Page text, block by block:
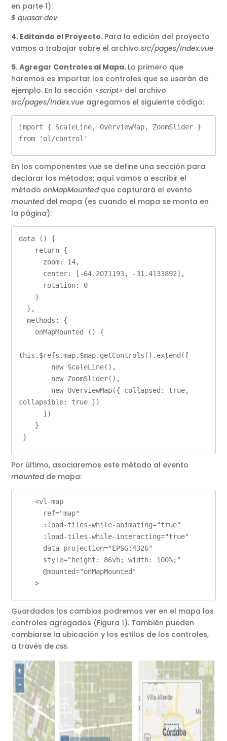
en parte 1):
$ quasar dev
4. Editando el Proyecto. Para la edición del proyecto
vamos a trabajar sobre el archivo src/pages/Index.vue
5. Agregar Controles al Mapa. Lo primero que
haremos es importar los controles que se usarán de
ejemplo. En la sección <script> del archivo
src/pages/Index.vue agregamos el siguiente código:
import { ScaleLine, OverviewMap, ZoomSlider }
from 'ol/control'
En los componentes vue se define una sección para
declarar los métodos; aquí vamos a escribir el
métodoonMapMountedque capturará el evento
mounteddel mapa (es cuando el mapa se monta en
la página):
data () {
  methods: {
this.$refs.map.$map.getControls().extend([
collapsible: true })
}
Por último, asociaremos este método al evento
mountedde mapa:
    <vl-map
      @mounted="onMapMounted"
    >
Guardados los cambios podremos ver en el mapa los
controles agregados (Figura 1). También pueden
cambiarse la ubicación y los estilos de los controles,
a través decss.